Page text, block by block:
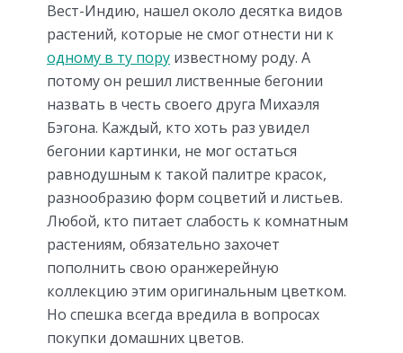
Вест-Индию, нашел около десятка видов
растений, которые не смог отнести ни к
одному в ту пору известному роду. А
потому он решил лиственные бегонии
назвать в честь своего друга Михаэля
Бэгона. Каждый, кто хоть раз увидел
бегонии картинки, не мог остаться
равнодушным к такой палитре красок,
разнообразию форм соцветий и листьев.
Любой, кто питает слабость к комнатным
растениям, обязательно захочет
пополнить свою оранжерейную
коллекцию этим оригинальным цветком.
Но спешка всегда вредила в вопросах
покупки домашних цветов.